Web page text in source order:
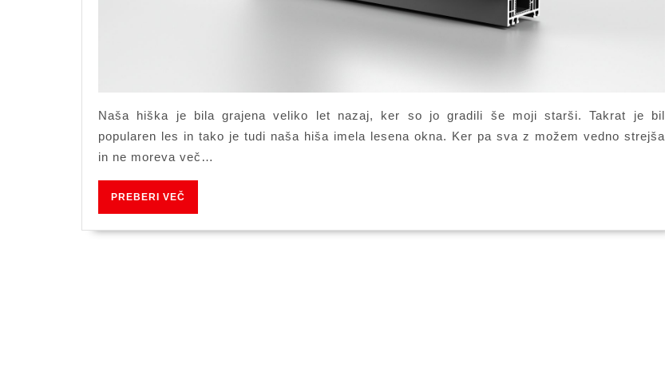
Naša hiška je bila grajena veliko let nazaj, ker so jo gradili še moji starši. Takrat je bil
popularen les in tako je tudi naša hiša imela lesena okna. Ker pa sva z možem vedno strejša
in ne moreva več…
PREBERI VEČ